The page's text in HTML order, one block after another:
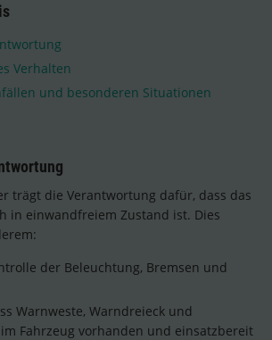
Verhalten
und besonderen Situationen
trägt die Verantwortung dafür, dass das
in einwandfreiem Zustand ist. Dies
der Beleuchtung, Bremsen und
Warnweste, Warndreieck und
Fahrzeug vorhanden und einsatzbereit